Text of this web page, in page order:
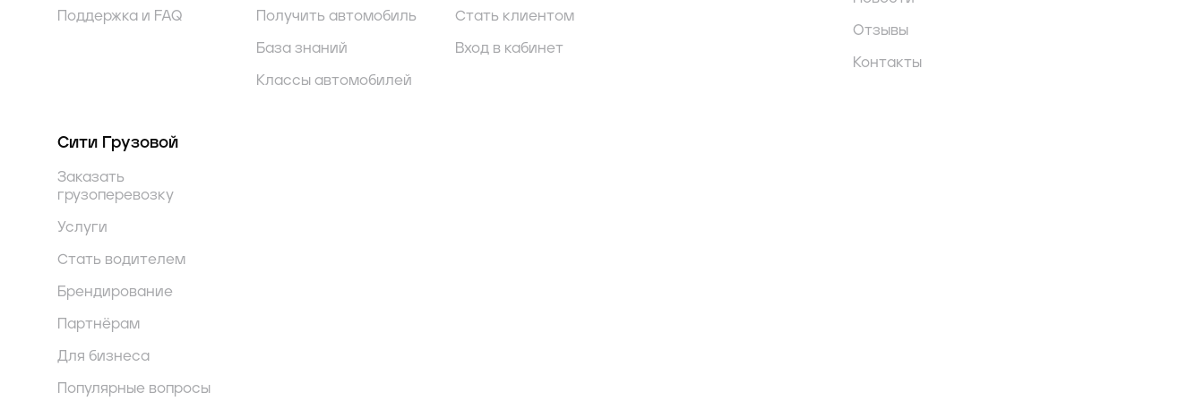
Поддержка и FAQ Получить автомобиль
База знаний
Классы автомобилей
Стать клиентом
Вход в кабинет
Отзывы
Контакты
Сити Грузовой
Заказать
грузоперевозку
Услуги
Стать водителем
Брендирование
Партнёрам
Для бизнеса
Популярные вопросы